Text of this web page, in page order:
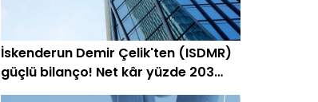
İskenderun Demir Çelik'ten (ISDMR)
güçlü bilanço! Net kâr yüzde 203
arttı